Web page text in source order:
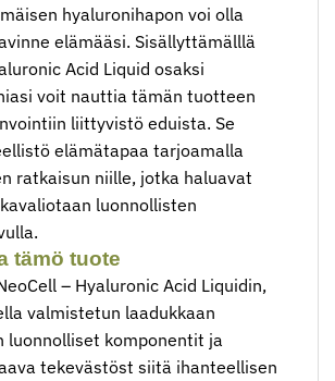
hyaluronihapon voi olla
elämääsi. Sisällyttämälllä
Acid Liquid osaksi
voit nauttia tämän tuotteen
liittyvistö eduista. Se
elämätapaa tarjoamalla
ratkaisun niille, jotka haluavat
luonnollisten
tämö tuote
– Hyaluronic Acid Liquidin,
valmistetun laadukkaan
luonnolliset komponentit ja
tekevästöst siitä ihanteellisen